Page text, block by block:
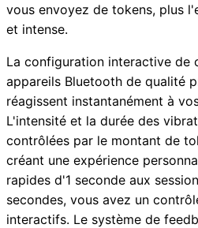
vous envoyez de tokens, plus
et intense.
La configuration interactive de
appareils Bluetooth de qualité
réagissent instantanément à
L'intensité et la durée des
contrôlées par le montant de
créant une expérience
rapides d'1 seconde aux
secondes, vous avez un
interactifs. Le système de